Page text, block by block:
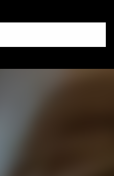
Σπάρτη και